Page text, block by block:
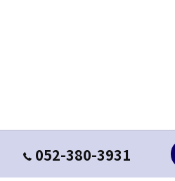
052-380-3931